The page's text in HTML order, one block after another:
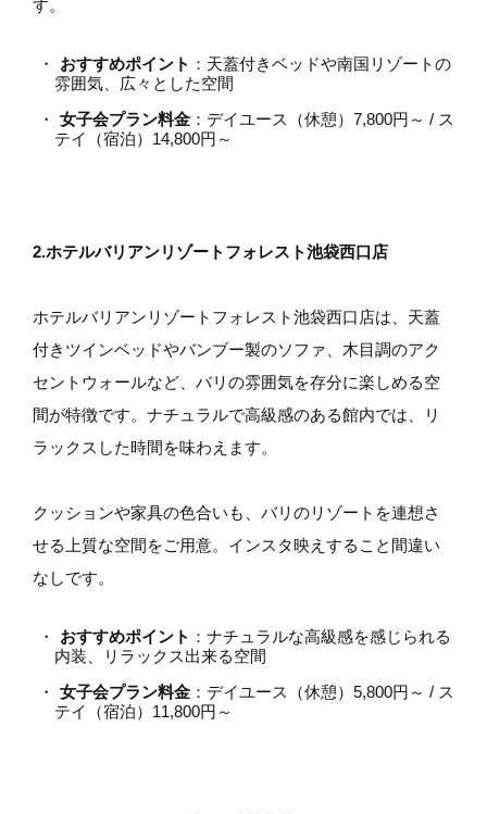
す。
おすすめポイント ：天蓋付きベッドや南国リゾートの
雰囲気、広々とした空間
女子会プラン料金 ：デイユース（休憩）7,800円～ / ス
テイ（宿泊）14,800円～
2.ホテルバリアンリゾートフォレスト池袋西口店
ホテルバリアンリゾートフォレスト池袋西口店は、天蓋
付きツインベッドやバンブー製のソファ、木目調のアク
セントウォールなど、バリの雰囲気を存分に楽しめる空
間が特徴です。ナチュラルで高級感のある館内では、リ
ラックスした時間を味わえます。
クッションや家具の色合いも、バリのリゾートを連想さ
せる上質な空間をご用意。インスタ映えすること間違い
なしです。
おすすめポイント ：ナチュラルな高級感を感じられる
内装、リラックス出来る空間
女子会プラン料金 ：デイユース（休憩）5,800円～ / ス
テイ（宿泊）11,800円～